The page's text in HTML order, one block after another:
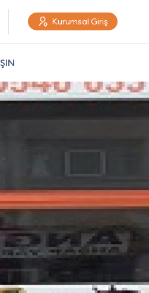
Kurumsal Giriş